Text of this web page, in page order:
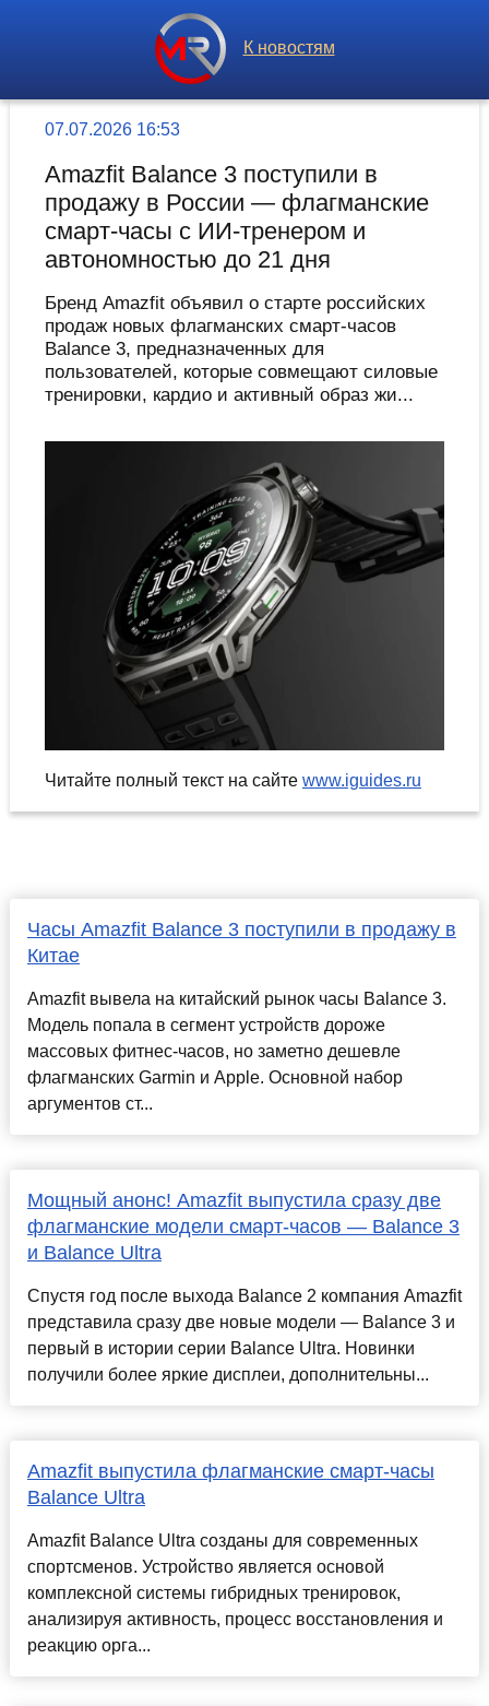
К новостям
07.07.2026 16:53
Amazfit Balance 3 поступили в
продажу в России — флагманские
смарт-часы с ИИ-тренером и
автономностью до 21 дня
Бренд Amazfit объявил о старте российских
продаж новых флагманских смарт-часов
Balance 3, предназначенных для
пользователей, которые совмещают силовые
тренировки, кардио и активный образ жи...
Читайте полный текст на сайте www.iguides.ru
Часы Amazfit Balance 3 поступили в продажу в
Китае
Amazfit вывела на китайский рынок часы Balance 3.
Модель попала в сегмент устройств дороже
массовых фитнес-часов, но заметно дешевле
флагманских Garmin и Apple. Основной набор
аргументов ст...
Мощный анонс! Amazfit выпустила сразу две
флагманские модели смарт-часов — Balance 3
и Balance Ultra
Спустя год после выхода Balance 2 компания Amazfit
представила сразу две новые модели — Balance 3 и
первый в истории серии Balance Ultra. Новинки
получили более яркие дисплеи, дополнительны...
Amazfit выпустила флагманские смарт-часы
Balance Ultra
Amazfit Balance Ultra созданы для современных
спортсменов. Устройство является основой
комплексной системы гибридных тренировок,
анализируя активность, процесс восстановления и
реакцию орга...